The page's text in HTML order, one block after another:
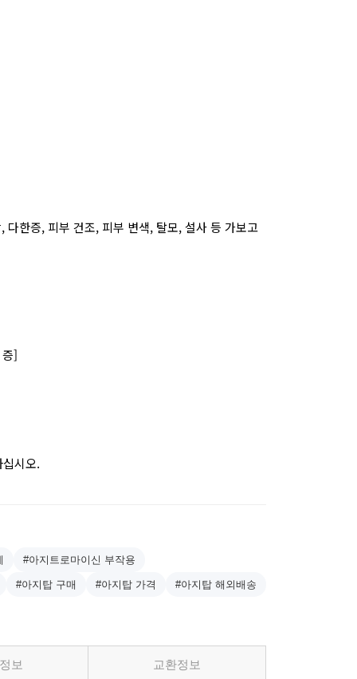
한증, 피부 건조, 피부 변색, 탈모, 설사 등 가보고
]
시오.
#아지트로마이신 부작용
#아지탑 구매 #아지탑 가격 #아지탑 해외배송
보 교환정보